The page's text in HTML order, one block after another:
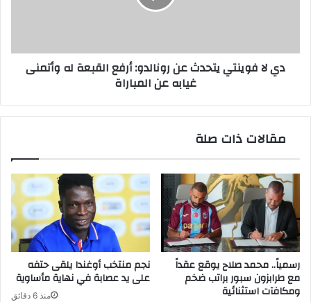
له
وأتمنىدي لا فوينتي يتحدث عن رونالدو: أرفع القبعة له وأتمنى
غيابه عن المباراة
مقالات ذات صلة
نجم منتخب أوغندا يلقى حتفه
على يد عصابة في نهاية مأساوية
منذ 6 دقائق
رسمياً.. محمد صلاح يوقع عقداً
مع طرابزون سبور براتب ضخم
ومكافآت استثنائية